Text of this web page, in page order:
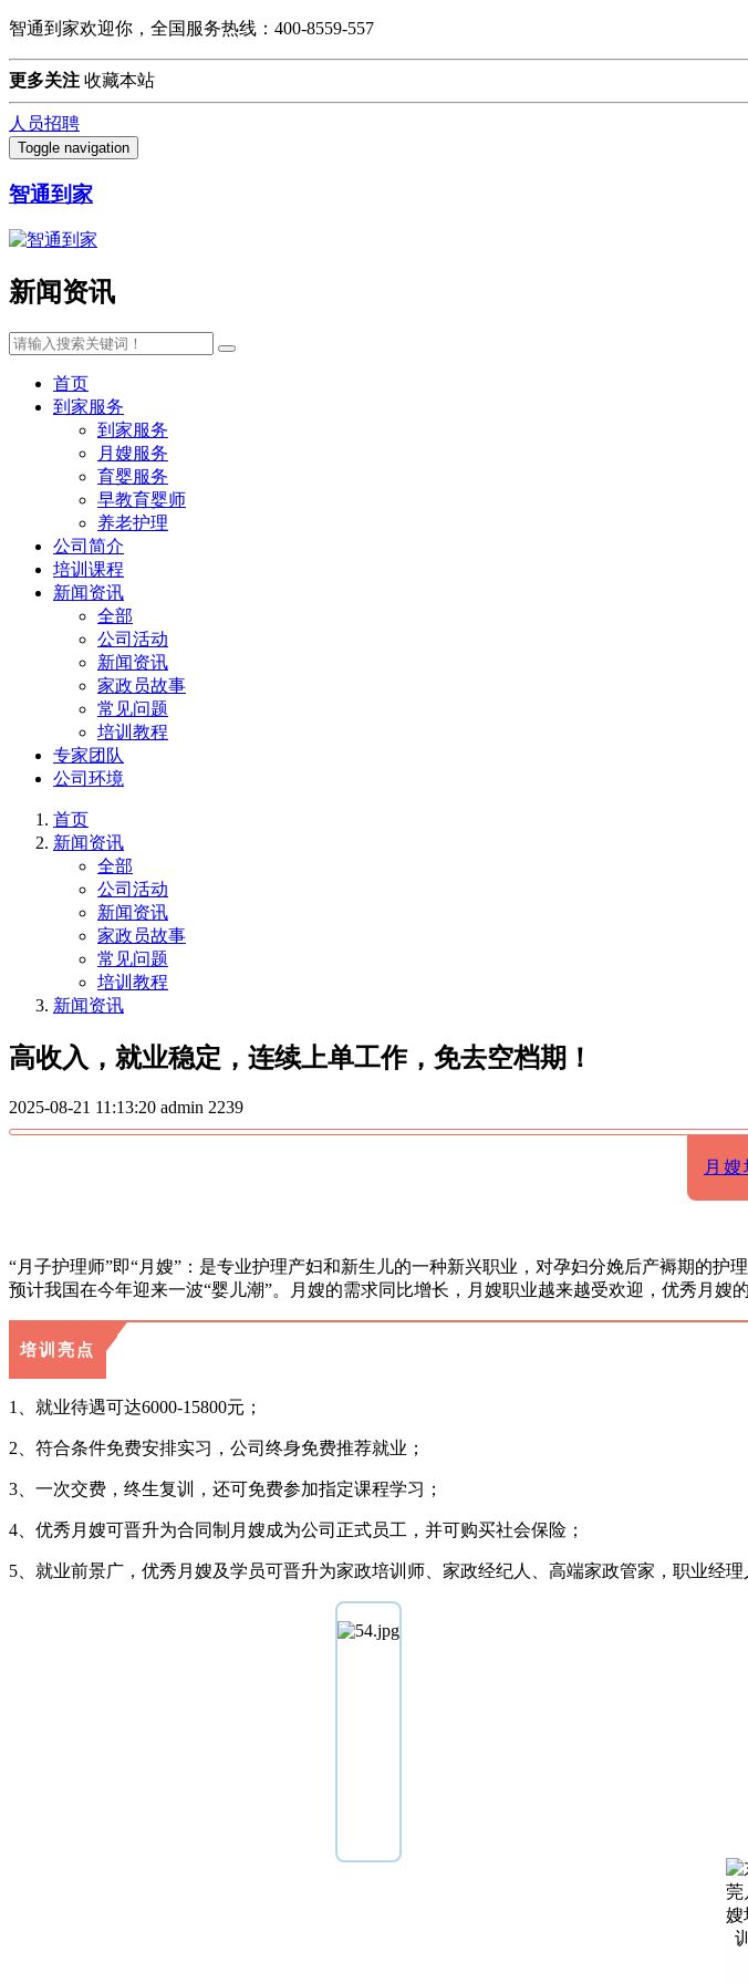
智通到家欢迎你，全国服务热线：400-8559-557
更多关注 收藏本站
人员招聘
Toggle navigation
智通到家
新闻资讯
首页
到家服务
到家服务
月嫂服务
育婴服务
早教育婴师
养老护理
公司简介
培训课程
新闻资讯
全部
公司活动
新闻资讯
家政员故事
常见问题
培训教程
专家团队
公司环境
首页
新闻资讯
全部
公司活动
新闻资讯
家政员故事
常见问题
培训教程
新闻资讯
高收入，就业稳定，连续上单工作，免去空档期！
2025-08-21 11:13:20 admin 2239
月嫂
“月子护理师”即“月嫂”：是专业护理产妇和新生儿的一种新兴职业，对孕妇分娩后产褥期的
预计我国在今年迎来一波“婴儿潮”。月嫂的需求同比增长，月嫂职业越来越受欢迎，优秀月嫂
培训亮点
1、就业待遇可达6000-15800元；
2、符合条件免费安排实习，公司终身免费推荐就业；
3、一次交费，终生复训，还可免费参加指定课程学习；
4、优秀月嫂可晋升为合同制月嫂成为公司正式员工，并可购买社会保险；
5、就业前景广，优秀月嫂及学员可晋升为家政培训师、家政经纪人、高端家政管家，职业经理